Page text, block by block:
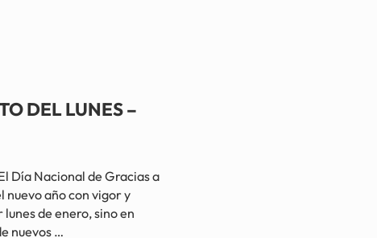
DEL LUNES –
Día Nacional de Gracias a
nuevo año con vigor y
de enero, sino en
nuevos …